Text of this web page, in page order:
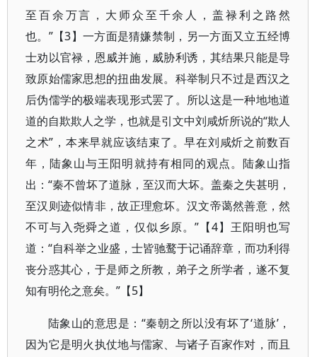
至百余万言，大师众至千余人，盖禄利之路然
也。”【3】一方面是猜嫌禁制，另一方面又立五经博
士劝以官禄，恩威并施，威胁利诱，其结果只能是导
致原始儒家思想的扭曲发展。科举制只不过是西汉之
后伪儒学的极端表现形式罢了。所以这是一种地地道
道的自欺欺人之学，也就是引文中刘咸炘所说的“欺人
之术”，本来早就应该结束了。早在刘咸炘之前数百
年，陆象山与王阳明就持有相同的观点。陆象山指
出：“秦不曾坏了道脉，至汉而大坏。盖秦之失甚明，
至汉则迹似情非，故正理愈坏。汉文帝蔼然善意，然
不可与入尧舜之道，仅似乡原。”【4】王阳明也写
道：“自科举之业盛，士皆驰鹜于记诵辞章，而功利得
丧分惑其心，于是师之所教，弟子之所学者，遂不复
知有明伦之意矣。”【5】
陆象山的意思是：“秦朝之所以没有坏了‘道脉’，
因为它是明火执仗地与儒家、与诸子百家作对，而且